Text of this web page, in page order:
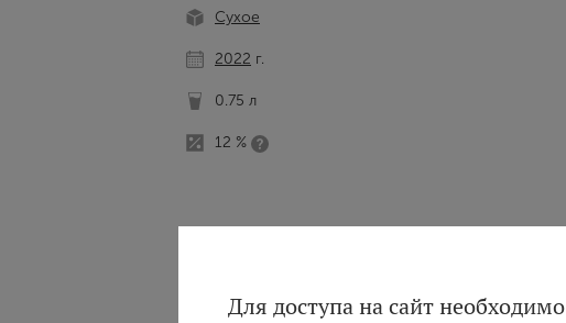
Сухое
2022 г.
0.75 л
12 %
Для доступа на сайт необходимо